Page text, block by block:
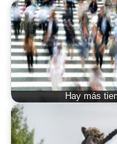
Hay más